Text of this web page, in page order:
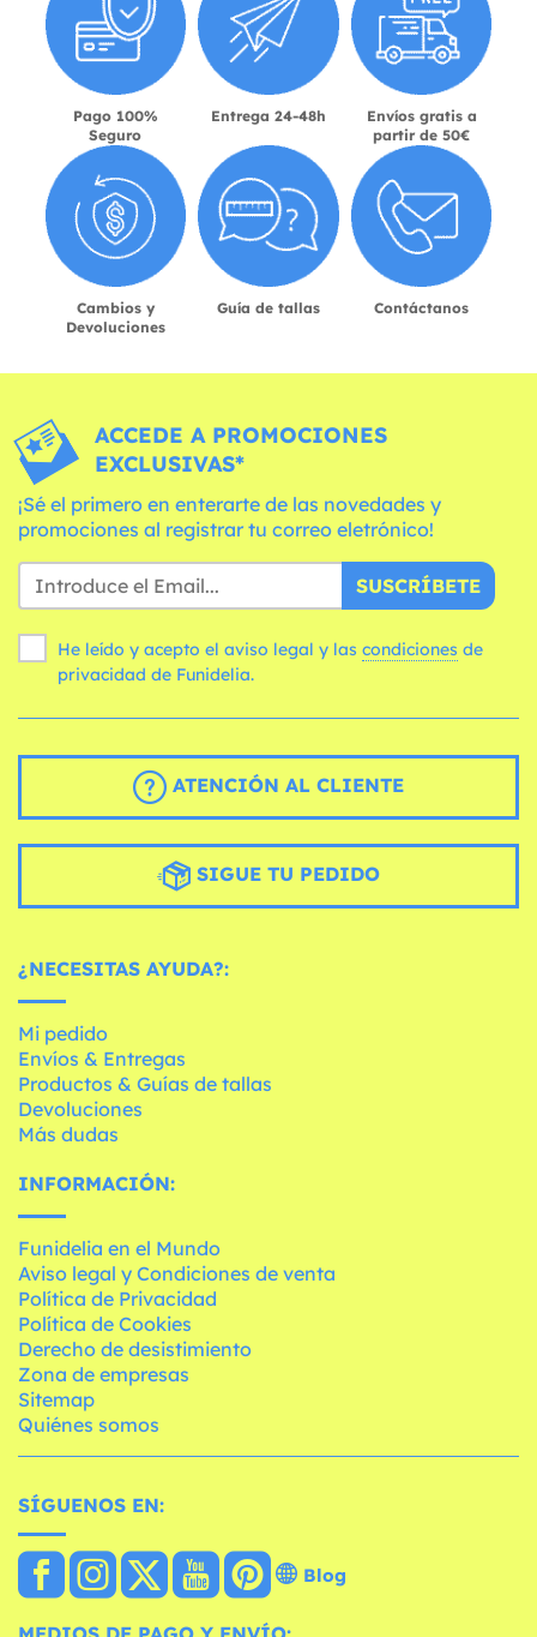
Pago 100%
Seguro
Entrega 24-48h
Envíos gratis a
partir de 50€
Cambios y
Devoluciones
Guía de tallas Contáctanos
ACCEDE A PROMOCIONES
EXCLUSIVAS*
¡Sé el primero en enterarte de las novedades y
promociones al registrar tu correo eletrónico!
SUSCRÍBETE
He leído y acepto el aviso legal y las condiciones
privacidad de Funidelia.
ATENCIÓN AL CLIENTE
SIGUE TU PEDIDO
¿NECESITAS AYUDA?:
Mi pedido
Envíos & Entregas
Productos & Guías de tallas
Devoluciones
Más dudas
INFORMACIÓN:
Funidelia en el Mundo
Aviso legal y Condiciones de venta
Política de Privacidad
Política de Cookies
Derecho de desistimiento
Zona de empresas
Sitemap
Quiénes somos
SÍGUENOS EN:
Blog